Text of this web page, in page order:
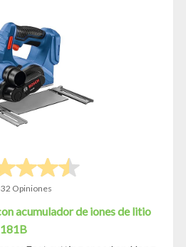
32 Opiniones
acumulador de iones de litio